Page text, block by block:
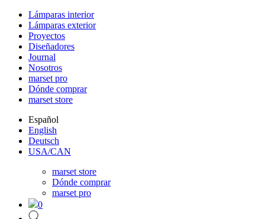
Lámparas interior
Lámparas exterior
Proyectos
Diseñadores
Journal
Nosotros
marset pro
Dónde comprar
marset store
Español
English
Deutsch
USA/CAN
marset store
Dónde comprar
marset pro
0